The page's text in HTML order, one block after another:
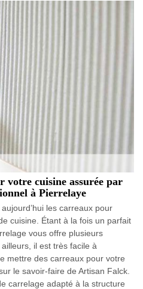
votre cuisine assurée par
à Pierrelaye
les carreaux pour
cuisine. Étant à la fois un parfait
vous offre plusieurs
il est très facile à
mettre des carreaux pour votre
le savoir-faire de Artisan Falck.
carrelage adapté à la structure